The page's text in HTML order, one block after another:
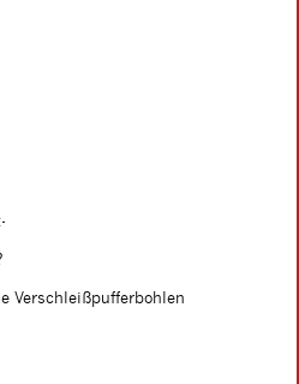
Verschleißpufferbohlen